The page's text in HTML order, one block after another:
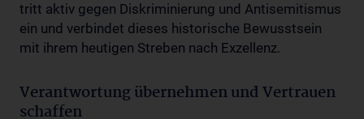
tritt aktiv gegen Diskriminierung und Antisemitismus
ein und verbindet dieses historische Bewusstsein
mit ihrem heutigen Streben nach Exzellenz.
Verantwortung übernehmen und Vertrauen
schaffen